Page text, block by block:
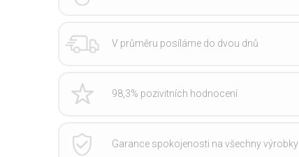
V průměru posíláme do dvou dnů
98,3% pozivitních hodnocení
Garance spokojenosti na všechny výrobky